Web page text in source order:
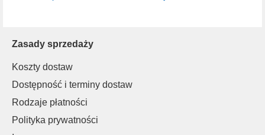
Zasady sprzedaży
Koszty dostaw
Dostępność i terminy dostaw
Rodzaje płatności
Polityka prywatności